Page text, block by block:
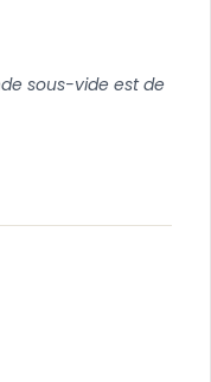
sous-vide est de